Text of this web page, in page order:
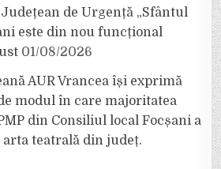
de Urgență „Sfântul
este din nou funcțional
01/08/2026
AUR Vrancea își exprimă
modul în care majoritatea
din Consiliul local Focșani a
teatrală din județ.